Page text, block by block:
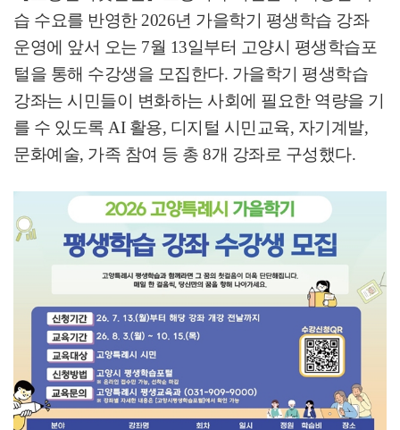
습 수요를 반영한 2026년 가을학기 평생학습 강좌
운영에 앞서 오는 7월 13일부터 고양시 평생학습포
털을 통해 수강생을 모집한다. 가을학기 평생학습
강좌는 시민들이 변화하는 사회에 필요한 역량을 기
를 수 있도록 AI 활용, 디지털 시민교육, 자기계발,
문화예술, 가족 참여 등 총 8개 강좌로 구성했다.